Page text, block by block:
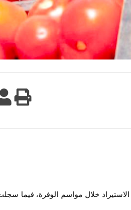
خلال مواسم الوفرة، فيما